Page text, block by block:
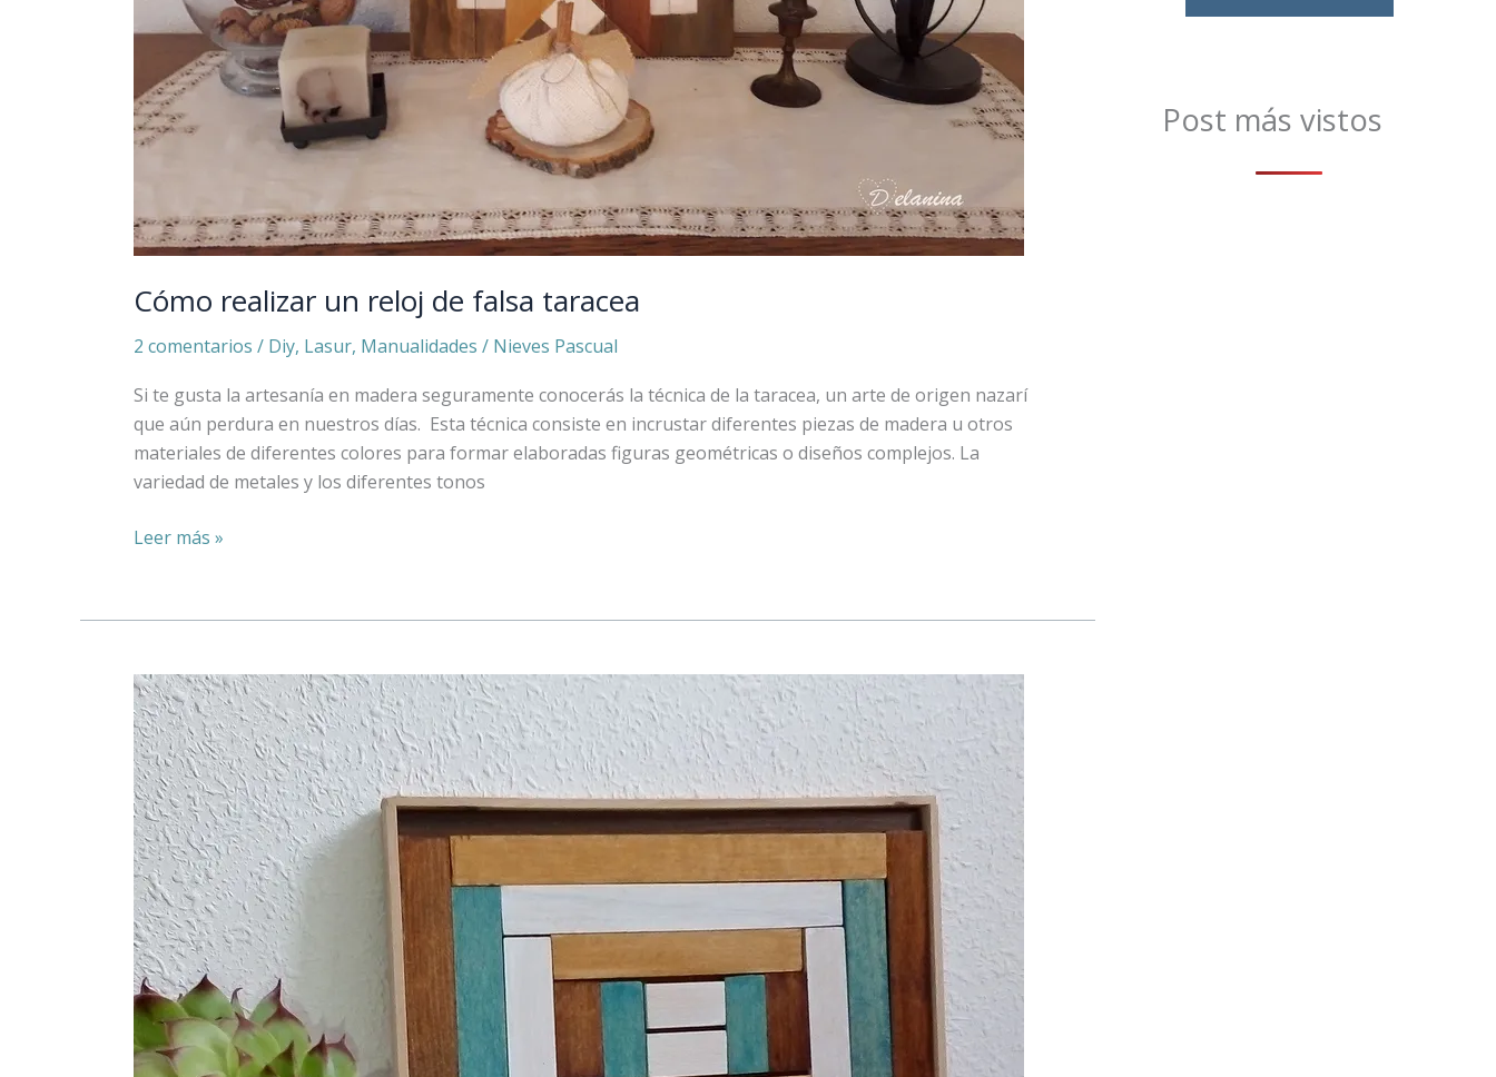
Cómo realizar un reloj de falsa taracea
2 comentarios / Diy, Lasur, Manualidades / Nieves Pascual
Si te gusta la artesanía en madera seguramente conocerás la técnica de la taracea, un arte de origen nazarí
que aún perdura en nuestros días. Esta técnica consiste en incrustar diferentes piezas de madera u otros
materiales de diferentes colores para formar elaboradas figuras geométricas o diseños complejos. La
variedad de metales y los diferentes tonos
Leer más »
DIY
WOOD
WALL
ART
Post más vistos